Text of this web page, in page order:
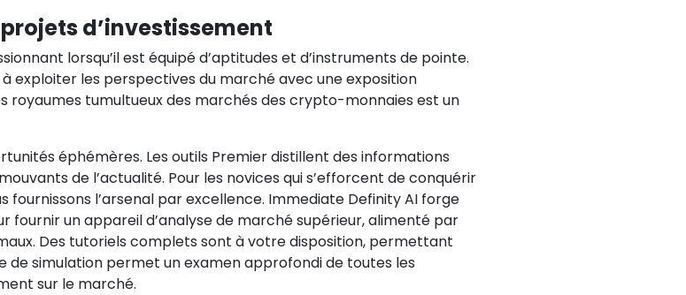
d’investissement
lorsqu’il est équipé d’aptitudes et d’instruments de pointe.
exploiter les perspectives du marché avec une exposition
royaumes tumultueux des marchés des crypto-monnaies est un
éphémères. Les outils Premier distillent des informations
de l’actualité. Pour les novices qui s’efforcent de conquérir
l’arsenal par excellence. Immediate Definity AI forge
fournir un appareil d’analyse de marché supérieur, alimenté par
Des tutoriels complets sont à votre disposition, permettant
simulation permet un examen approfondi de toutes les
sur le marché.